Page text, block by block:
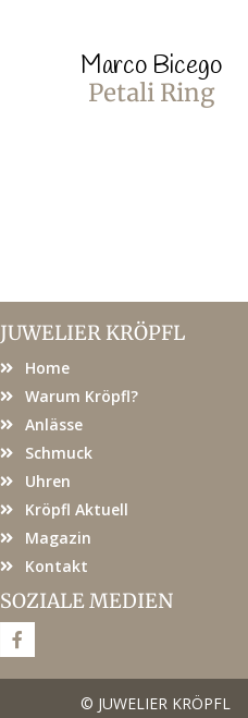
Marco Bicego
Petali Ring
JUWELIER KRÖPFL
Home
Warum Kröpfl?
Anlässe
Schmuck
Uhren
Kröpfl Aktuell
Magazin
Kontakt
SOZIALE MEDIEN
F
a
e
© JUWELIER KRÖPFL